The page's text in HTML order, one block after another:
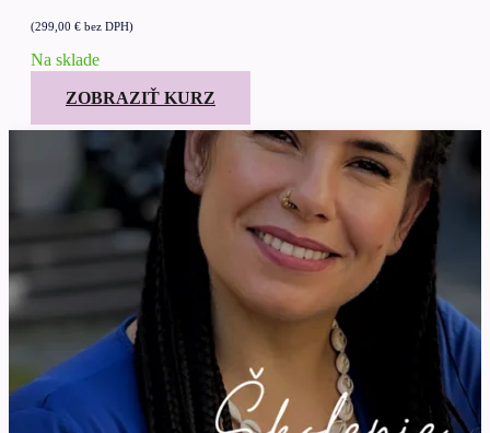
(299,00 € bez DPH)
Na sklade
ZOBRAZIŤ KURZ